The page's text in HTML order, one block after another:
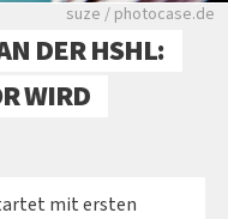
Viele Zeitungen.
suze / photocase.de
DER HSHL:
WIRD
mit ersten